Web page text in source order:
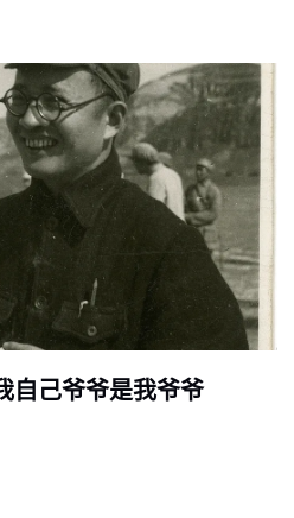
自己爷爷是我爷爷